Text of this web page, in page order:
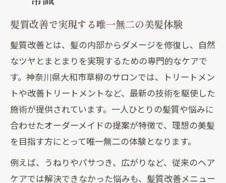
髪質改善で実現する唯一無二の美髪体験
髪質改善とは、髪の内部からダメージを修復し、自然
なツヤとまとまりを実現するための専門的なケアで
す。神奈川県大和市草柳のサロンでは、トリートメン
トや改善トリートメントなど、最新の技術を駆使した
施術が提供されています。一人ひとりの髪質や悩みに
合わせたオーダーメイドの提案が特徴で、理想の美髪
を目指す方にとって唯一無二の体験となります。
例えば、うねりやパサつき、広がりなど、従来のヘア
ケアでは解決できなかった悩みも、髪質改善メニュー